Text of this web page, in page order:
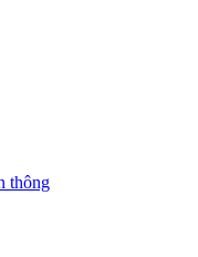
thông